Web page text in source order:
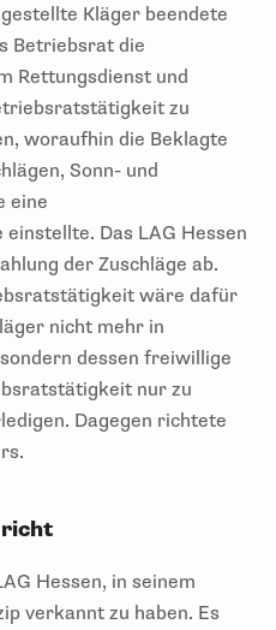
Kläger beendete
Betriebsrat die
Rettungsdienst und
zu
woraufhin die Beklagte
Sonn- und
eine
Das LAG Hessen
der Zuschläge ab.
wäre dafür
nicht mehr in
dessen freiwillige
nur zu
Dagegen richtete
Hessen, in seinem
verkannt zu haben. Es